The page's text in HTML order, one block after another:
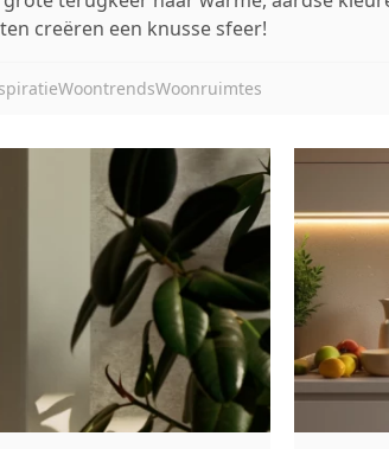
creëren een knusse sfeer!
WoontrendsWoonruimtes